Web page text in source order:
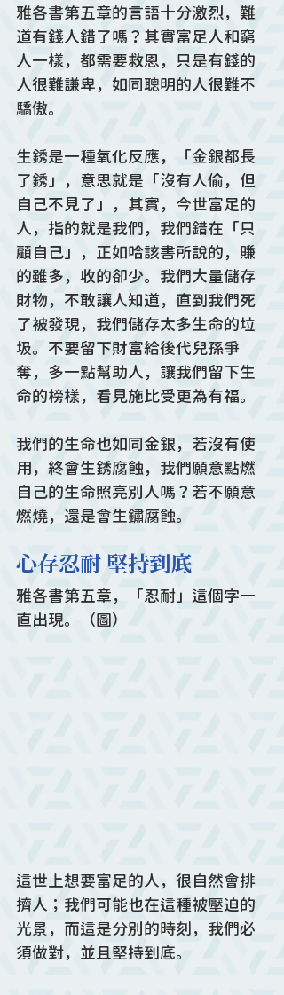
雅各書第五章的言語十分激烈，難
道有錢人錯了嗎？其實富足人和窮
人一樣，都需要救恩，只是有錢的
人很難謙卑，如同聰明的人很難不
驕傲。
生銹是一種氧化反應，「金銀都長
了銹」，意思就是「沒有人偷，但
自己不見了」，其實，今世富足的
人，指的就是我們，我們錯在「只
顧自己」，正如哈該書所說的，賺
的雖多，收的卻少。我們大量儲存
財物，不敢讓人知道，直到我們死
了被發現，我們儲存太多生命的垃
圾。不要留下財富給後代兒孫爭
奪，多一點幫助人，讓我們留下生
命的榜樣，看見施比受更為有福。
我們的生命也如同金銀，若沒有使
用，終會生銹腐蝕，我們願意點燃
自己的生命照亮別人嗎？若不願意
燃燒，還是會生鏽腐蝕。
心存忍耐 堅持到底
雅各書第五章，「忍耐」這個字一
直出現。（圖）
這世上想要富足的人，很自然會排
擠人；我們可能也在這種被壓迫的
光景，而這是分別的時刻，我們必
須做對，並且堅持到底。